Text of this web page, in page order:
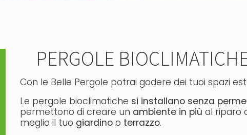
PERGOLE
Con le Belle Pergole potrai godere dei tuoi spazi
Le pergole bioclimatiche si installano senza
permettono di creare un ambiente in più al riparo
meglio il tuo giardino o terrazzo.